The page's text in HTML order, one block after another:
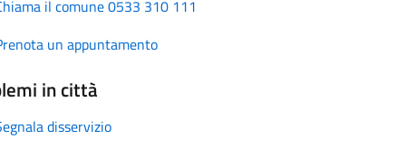
il comune 0533 310 111
un appuntamento
in città
disservizio